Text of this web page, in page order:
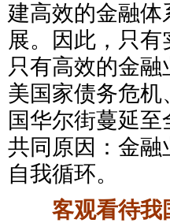
建高效的金融
展。因此，只
只有高效的金
美国家债务危机
国华尔街蔓延
共同原因：金
自我循环。
客观看待我